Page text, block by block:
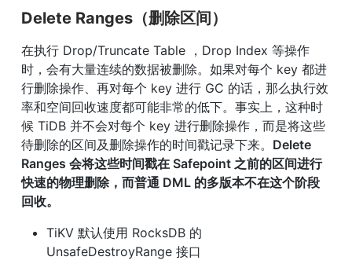
Delete Ranges（删除区间）
在执行 Drop/Truncate Table ，Drop Index 等操作
时，会有大量连续的数据被删除。如果对每个 key 都进
行删除操作、再对每个 key 进行 GC 的话，那么执行效
率和空间回收速度都可能非常的低下。事实上，这种时
候 TiDB 并不会对每个 key 进行删除操作，而是将这些
待删除的区间及删除操作的时间戳记录下来。 Delete
Ranges 会将这些时间戳在 Safepoint 之前的区间进行
快速的物理删除，而普通 DML 的多版本不在这个阶段
回收。
TiKV 默认使用 RocksDB 的
UnsafeDestroyRange 接口